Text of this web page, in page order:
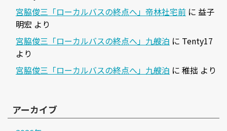
宮脇俊三「ローカルバスの終点へ」帝林社宅前 に 益子
明宏 より
宮脇俊三「ローカルバスの終点へ」九艘泊 に Tenty17
より
宮脇俊三「ローカルバスの終点へ」九艘泊 に 稚拙 より
アーカイブ